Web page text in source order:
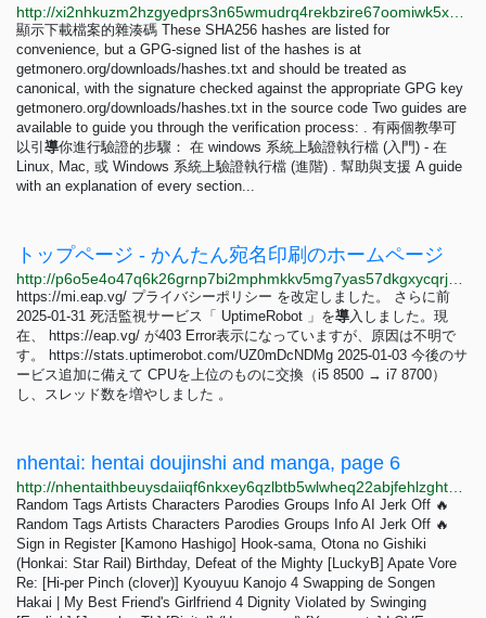
顯示下載檔案的雜湊碼 These SHA256 hashes are listed for
convenience, but a GPG-signed list of the hashes is at
getmonero.org/downloads/hashes.txt and should be treated as
canonical, with the signature checked against the appropriate GPG key
getmonero.org/downloads/hashes.txt in the source code Two guides are
available to guide you through the verification process: . 有兩個教學可
以引 導你進行驗證的步驟： 在 windows 系統上驗證執行檔 (入門) - 在
Linux, Mac, 或 Windows 系統上驗證執行檔 (進階) . 幫助與支援 A guide
with an explanation of every section...
トップページ - かんたん宛名印刷のホームページ
https://mi.eap.vg/ プライバシーポリシー を改定しました。 さらに前
2025-01-31 死活監視サービス「 UptimeRobot 」を導入しました。現
在、 https://eap.vg/ が403 Error表示になっていますが、原因は不明で
す。 https://stats.uptimerobot.com/UZ0mDcNDMg 2025-01-03 今後のサ
ービス追加に備えて CPUを上位のものに交換（i5 8500 → i7 8700）
し、スレッド数を増やしました 。
nhentai: hentai doujinshi and manga, page 6
Random Tags Artists Characters Parodies Groups Info AI Jerk Off 🔥
Random Tags Artists Characters Parodies Groups Info AI Jerk Off 🔥
Sign in Register [Kamono Hashigo] Hook-sama, Otona no Gishiki
(Honkai: Star Rail) Birthday, Defeat of the Mighty [LuckyB] Apate Vore
Re: [Hi-per Pinch (clover)] Kyouyuu Kanojo 4 Swapping de Songen
Hakai | My Best Friend's Girlfriend 4 Dignity Violated by Swinging